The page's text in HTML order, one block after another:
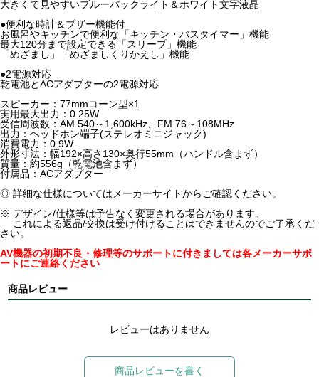
大きくて見やすいブルーバックライト＆ホワイト文字液晶
●便利な時計＆ブザー機能付
お風呂やキッチンで便利な「キッチン・バスタイマー」機能
最大120分まで設定できる「スリープ」機能
「めざまし」「めざましくりかえし」機能
●2電源対応
乾電池とACアダプターの2電源対応
スピーカー：77mmコーン型×1
実用最大出力：0.25W
受信周波数：AM 540～1,600kHz、FM 76～108MHz
出力：ヘッドホン端子(ステレオミニジャック)
消費電力：0.9W
外形寸法：幅192×高さ130×奥行55mm（ハンドル含まず）
質量：約556g（乾電池含まず）
付属品：ACアダプター
◎ 詳細な仕様についてはメーカーサイトからご確認ください。
※ デザイン/仕様等は予告なく変更される場合があります。
これによる返品/交換は受け付けることはできませんのでご了承くだ
さい。
AV機器の初期不良・修理等のサポートに付きましては各メーカーサポ
ートにご連絡ください
商品レビュー
レビューはありません
商品レビューを書く